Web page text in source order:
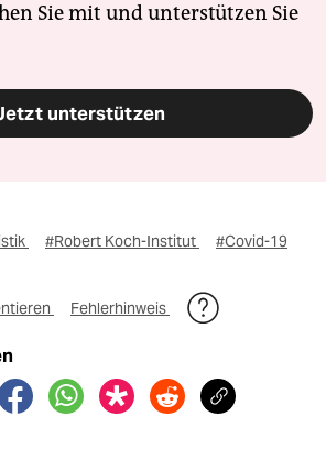
Sie mit und unterstützen Sie
unterstützen
#Robert Koch-Institut #Covid-19
Fehlerhinweis